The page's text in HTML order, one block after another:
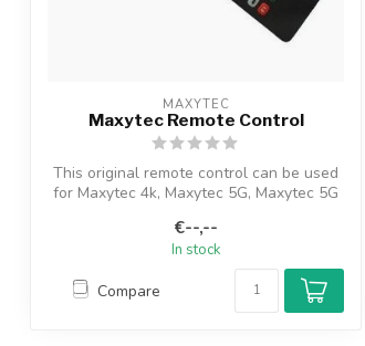
MAXYTEC
Maxytec Remote Control
This original remote control can be used
for Maxytec 4k, Maxytec 5G, Maxytec 5G
€--,--
In stock
Compare